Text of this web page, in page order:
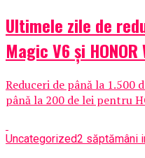
Ultimele zile de
Magic V6 și
Reduceri de până la 1.500
până la 200 de lei pentru
Uncategorized2 săptămâni